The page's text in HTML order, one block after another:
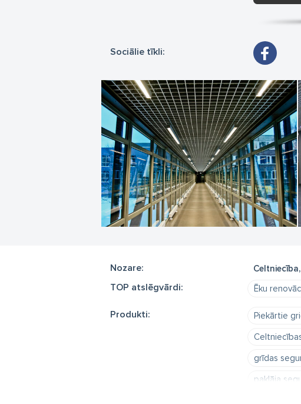
Sociālie tīkli:
Nozare:
TOP atslēgvārdi: Ēku
Produkti: Piekārtie
grīdas
paklāja